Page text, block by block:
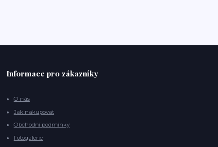
Informace pro zákazníky
O nás
Jak nakupovat
Obchodní podmínky
Fotogalerie